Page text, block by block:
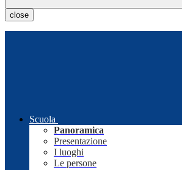
close
Scuola
Panoramica
Presentazione
I luoghi
Le persone